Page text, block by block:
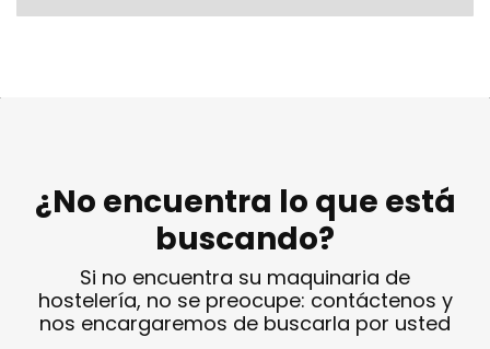
¿No encuentra lo que está
buscando?
Si no encuentra su maquinaria de
hostelería, no se preocupe: contáctenos y
nos encargaremos de buscarla por usted